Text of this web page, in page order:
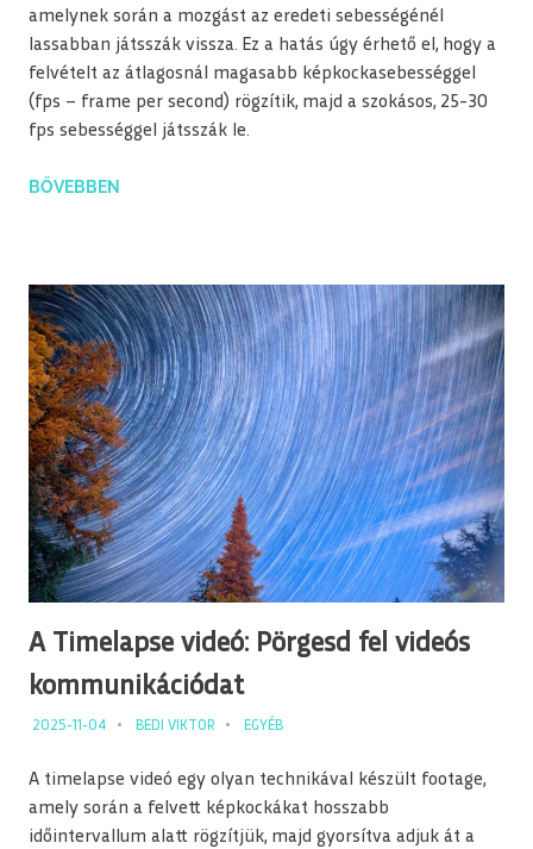
amelynek során a mozgást az eredeti sebességénél
lassabban játsszák vissza. Ez a hatás úgy érhető el, hogy a
felvételt az átlagosnál magasabb képkockasebességgel
(fps – frame per second) rögzítik, majd a szokásos, 25-30
fps sebességgel játsszák le.
BŐVEBBEN
A Timelapse videó: Pörgesd fel videós
kommunikációdat
2025-11-04 BEDI VIKTOR EGYÉB
A timelapse videó egy olyan technikával készült footage,
amely során a felvett képkockákat hosszabb
időintervallum alatt rögzítjük, majd gyorsítva adjuk át a